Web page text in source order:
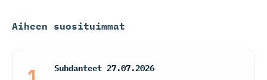
Aiheen suosituimmat
Suhdanteet 27.07.2026